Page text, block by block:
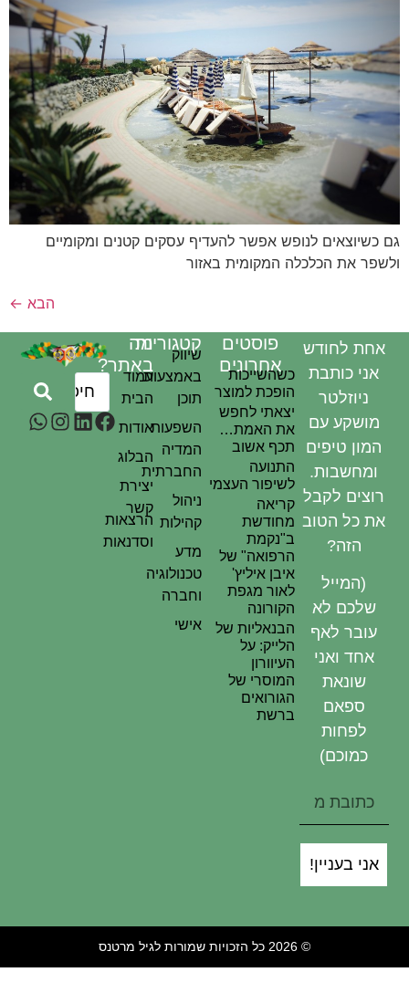
כשיוצאים לנופש אפשר להעדיף עסקים קטנים ומקומיים
את הכלכלה המקומית באזור
הבא←
מה
באתר?
עמוד
הבית
אודות
הבלוג
יצירת
קשר
הרצאות
וסדנאות
קטגוריות
שיווק
באמצעות
תוכן
השפעות
המדיה
החברתית
ניהול
קהילות
מדע
טכנולוגיה
וחברה
אישי
פוסטים
אחרונים
כשהשייכות
הופכת למוצר
יצאתי לחפש
את האמת…
תכף אשוב
התנועה
לשיפור העצמי
קריאה
מחודשת
ב"נקמת
הרפואה" של
איבן איליץ'
לאור מגפת
הקורונה
הבנאליות של
הלייק: על
העיוורון
המוסרי של
הגורואים
ברשת
אחת לחודש
אני כותבת
ניוזלטר
מושקע עם
המון טיפים
ומחשבות.
רוצים לקבל
כל הטוב
הזה?
(המייל
שלכם לא
עובר לאף
אחד ואני
שונאת
ספאם
לפחות
כמוכם)
אני בעניין!